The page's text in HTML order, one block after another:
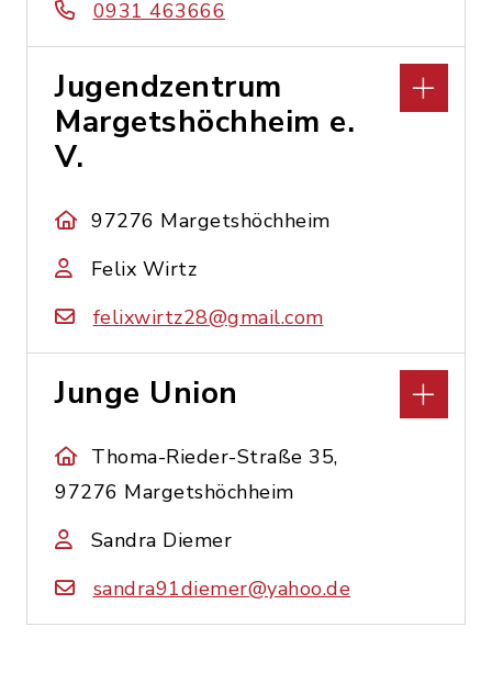
0931 463666
Jugendzentrum
Margetshöchheim e.
V.
97276 Margetshöchheim
Felix Wirtz
felixwirtz28@gmail.com
Junge Union
Thoma-Rieder-Straße 35,
97276 Margetshöchheim
Sandra Diemer
sandra91diemer@yahoo.de